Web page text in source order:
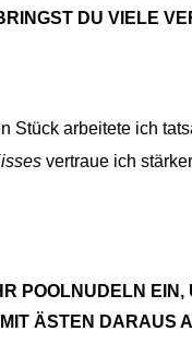
DU VIELE
Stück arbeitete ich
vertraue ich
POOLNUDELN
ÄSTEN DARAUS